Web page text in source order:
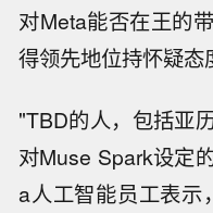
对Meta能否在王的
得领先地位持怀疑态
"TBD的人，包括亚
对Muse Spark设定
a人工智能员工表示